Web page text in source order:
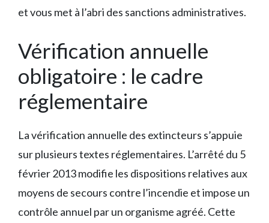
et vous met à l’abri des sanctions administratives.
Vérification annuelle
obligatoire : le cadre
réglementaire
La vérification annuelle des extincteurs s’appuie
sur plusieurs textes réglementaires. L’arrêté du 5
février 2013 modifie les dispositions relatives aux
moyens de secours contre l’incendie et impose un
contrôle annuel par un organisme agréé. Cette